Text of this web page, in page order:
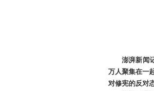
澎湃新闻
万人聚集在一
对修宪的反对